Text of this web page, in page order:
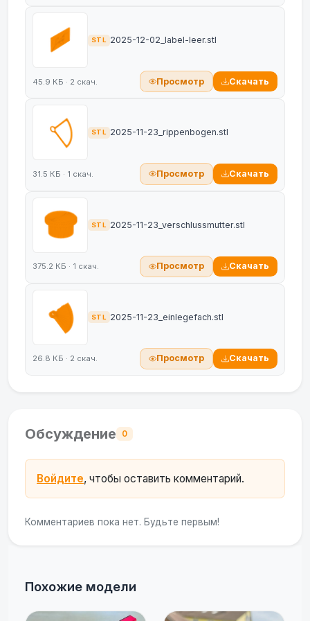
STL 2025-12-02_label-leer.stl
45.9 КБ · 2 скач. Просмотр Скачать
STL 2025-11-23_rippenbogen.stl
31.5 КБ · 1 скач. Просмотр Скачать
STL 2025-11-23_verschlussmutter.stl
375.2 КБ · 1 скач. Просмотр Скачать
STL 2025-11-23_einlegefach.stl
26.8 КБ · 2 скач. Просмотр Скачать
Обсуждение 0
Войдите, чтобы оставить комментарий.
Комментариев пока нет. Будьте первым!
Похожие модели